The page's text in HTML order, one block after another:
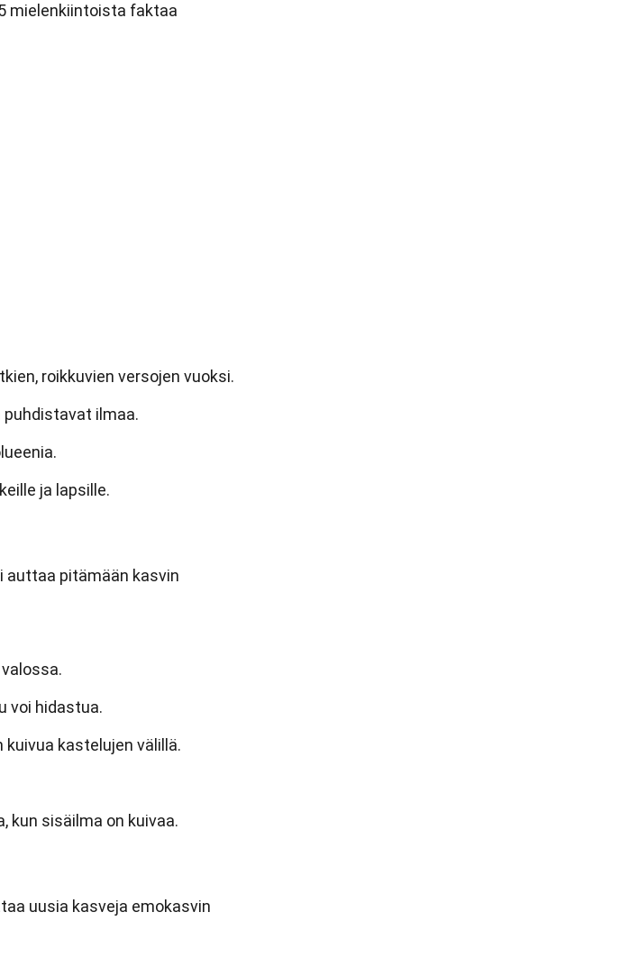
mielenkiintoista faktaa
roikkuvien versojen vuoksi.
ilmaa.
ja lapsille.
auttaa pitämään kasvin
voi hidastua.
kastelujen välillä.
kun sisäilma on kuivaa.
uusia kasveja emokasvin